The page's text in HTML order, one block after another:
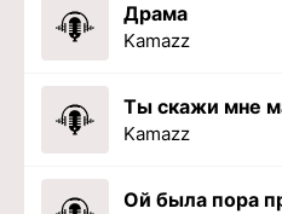
Драма
Kamazz
Ты скажи мне
Kamazz
Ой была пора